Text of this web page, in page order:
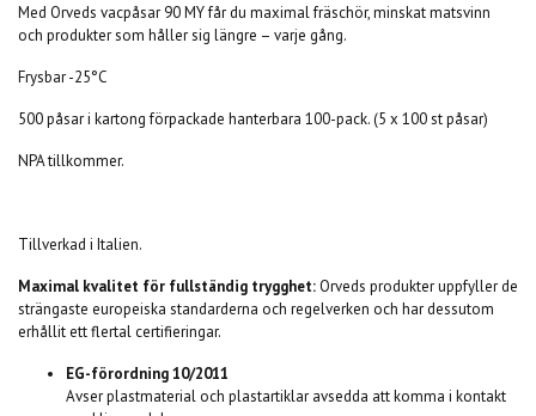
Med Orveds vacpåsar 90 MY får du maximal fräschör, minskat matsvinn
och produkter som håller sig längre – varje gång.
Frysbar -25°C
500 påsar i kartong förpackade hanterbara 100-pack. (5 x 100 st påsar)
NPA tillkommer.
Tillverkad i Italien.
Maximal kvalitet för fullständig trygghet:Orveds produkter uppfyller de
strängaste europeiska standarderna och regelverken och har dessutom
erhållit ett flertal certifieringar.
EG-förordning 10/2011
Avser plastmaterial och plastartiklar avsedda att komma i kontakt